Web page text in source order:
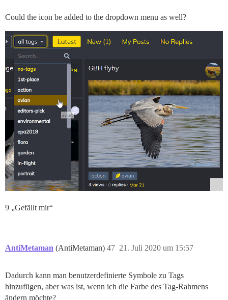
Could the icon be added to the dropdown menu as well?
9 „Gefällt mir“
AntiMetaman (AntiMetaman) 21. Juli 2020 um 15:57
47
Dadurch kann man benutzerdefinierte Symbole zu Tags
hinzufügen, aber was ist, wenn ich die Farbe des Tag-Rahmens
ändern möchte?